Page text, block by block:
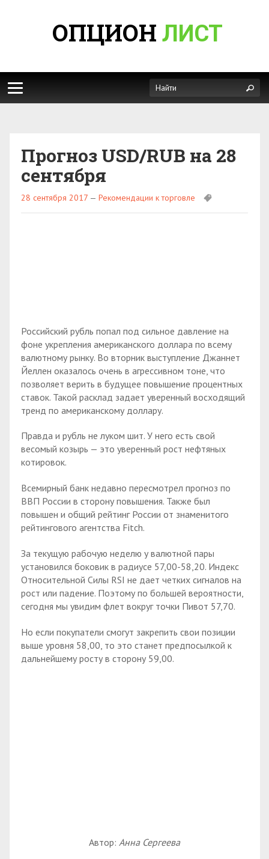
ОПЦИОН ЛИСТ
Прогноз USD/RUB на 28
сентября
28 сентября 2017 — Рекомендации к торговле
Российский рубль попал под сильное давление на
фоне укрепления американского доллара по всему
валютному рынку. Во вторник выступление Джаннет
Йеллен оказалось очень в агрессивном тоне, что
позволяет верить в будущее повышение процентных
ставок. Такой расклад задает уверенный восходящий
тренд по американскому доллару.
Правда и рубль не луком шит. У него есть свой
весомый козырь — это уверенный рост нефтяных
котировок.
Всемирный банк недавно пересмотрел прогноз по
ВВП России в сторону повышения. Также был
повышен и общий рейтинг России от знаменитого
рейтингового агентства Fitch.
За текущую рабочую неделю у валютной пары
установился боковик в радиусе 57,00-58,20. Индекс
Относительной Силы RSI не дает четких сигналов на
рост или падение. Поэтому по большей вероятности,
сегодня мы увидим флет вокруг точки Пивот 57,70.
Но если покупатели смогут закрепить свои позиции
выше уровня 58,00, то это станет предпосылкой к
дальнейшему росту в сторону 59,00.
Автор: Анна Сергеева